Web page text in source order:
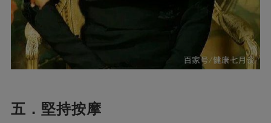
五．堅持按摩